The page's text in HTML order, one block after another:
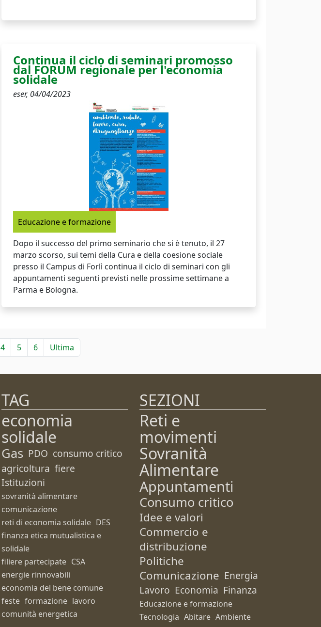
Continua il ciclo di seminari promosso
dal FORUM regionale per l'economia
solidale
eser, 04/04/2023
Educazione e formazione
Dopo il successo del primo seminario che si è tenuto, il 27
marzo scorso, sui temi della Cura e della coesione sociale
presso il Campus di Forlì continua il ciclo di seminari con gli
appuntamenti seguenti previsti nelle prossime settimane a
Parma e Bologna.
4 5 6 Ultima
TAG
economia
solidale
Gas PDO consumo critico
agricoltura fiere
Istituzioni
sovranità alimentare
comunicazione
reti di economia solidale DES
finanza etica mutualistica e
solidale
filiere partecipate CSA
energie rinnovabili
economia del bene comune
feste formazione lavoro
comunità energetica
SEZIONI
Reti e
movimenti
Sovranità
Alimentare
Appuntamenti
Consumo critico
Idee e valori
Commercio e
distribuzione
Politiche
Comunicazione Energia
Lavoro Economia Finanza
Educazione e formazione
Tecnologia Abitare Ambiente